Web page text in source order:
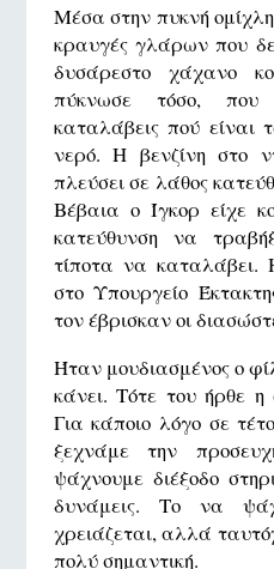
Μέσα στην πυκνή
κραυγές γλάρων που
δυσάρεστο χάχανο
πύκνωσε τόσο,
καταλάβεις πού
νερό. Η βενζίνη στο
πλεύσει σε λάθος
Βέβαια ο Ίγκορ είχε
κατεύθυνση να
τίποτα να καταλάβει.
στο Υπουργείο
τον έβρισκαν οι
Ήταν μουδιασμένος ο
κάνει. Τότε του ήρθε
Για κάποιο λόγο σε
ξεχνάμε την
ψάχνουμε διέξοδο
δυνάμεις. Το να
χρειάζεται, αλλά
πολύ σημαντική.